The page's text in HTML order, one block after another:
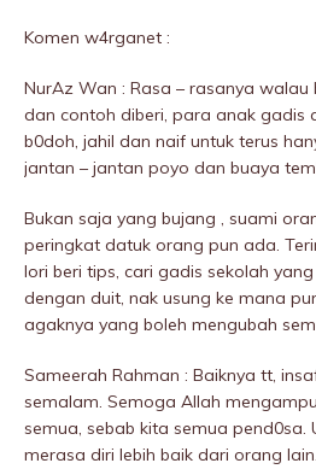
Komen w4rganet :
NurAz Wan : Rasa – rasanya walau
dan contoh diberi, para anak gadis
b0doh, jahiI dan naif untuk terus
jantan – jantan poyo dan buaya
Bukan saja yang bujang , suami
peringkat datuk orang pun ada.
lori beri tips, cari gadis sekolah
dengan duit, nak usung ke mana
agaknya yang boleh mengubah
Sameerah Rahman : Baiknya tt,
semalam. Semoga Allah
semua, sebab kita semua pend0sa.
merasa diri lebih baik dari orang